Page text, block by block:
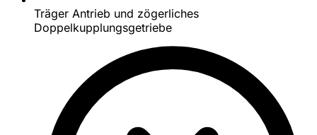
Träger Antrieb und zögerliches
Doppelkupplungsgetriebe